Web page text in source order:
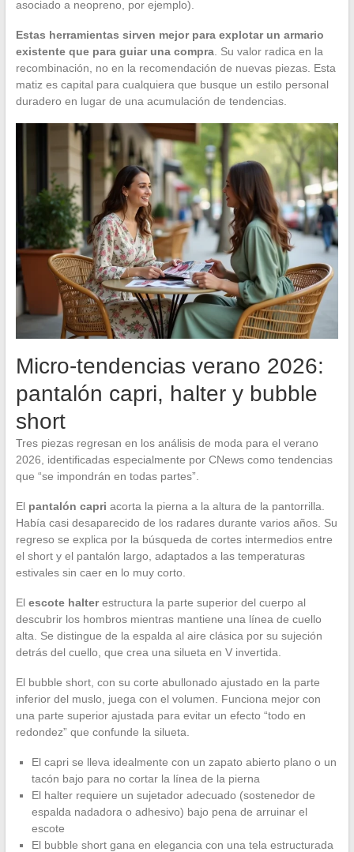
asociado a neopreno, por ejemplo).
Estas herramientas sirven mejor para explotar un armario
existente que para guiar una compra. Su valor radica en la
recombinación, no en la recomendación de nuevas piezas. Esta
matiz es capital para cualquiera que busque un estilo personal
duradero en lugar de una acumulación de tendencias.
Micro-tendencias verano 2026:
pantalón capri, halter y bubble
short
Tres piezas regresan en los análisis de moda para el verano
2026, identificadas especialmente por CNews como tendencias
que “se impondrán en todas partes”.
El pantalón capri acorta la pierna a la altura de la pantorrilla.
Había casi desaparecido de los radares durante varios años. Su
regreso se explica por la búsqueda de cortes intermedios entre
el short y el pantalón largo, adaptados a las temperaturas
estivales sin caer en lo muy corto.
El escote halterestructura la parte superior del cuerpo al
descubrir los hombros mientras mantiene una línea de cuello
alta. Se distingue de la espalda al aire clásica por su sujeción
detrás del cuello, que crea una silueta en V invertida.
El bubble short, con su corte abullonado ajustado en la parte
inferior del muslo, juega con el volumen. Funciona mejor con
una parte superior ajustada para evitar un efecto “todo en
redondez” que confunde la silueta.
El capri se lleva idealmente con un zapato abierto plano o un
tacón bajo para no cortar la línea de la pierna
El halter requiere un sujetador adecuado (sostenedor de
espalda nadadora o adhesivo) bajo pena de arruinar el
escote
El bubble short gana en elegancia con una tela estructurada